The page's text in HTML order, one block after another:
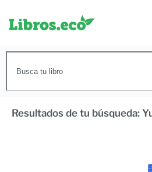
Resultados de tu búsqueda: